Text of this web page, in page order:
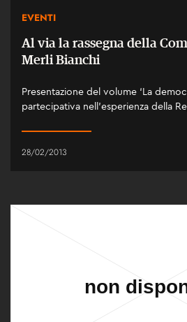
EVENTI
Al via la rassegna della
Merli Bianchi
Presentazione del volume ‘La
partecipativa nell’esperienza della
28/02/2013